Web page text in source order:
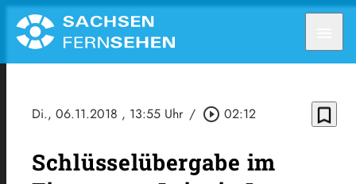
Di., 06.11.2018 , 13:55 Uhr / play_circle_outline 02:12 bookmark_border
Schlüsselübergabe im